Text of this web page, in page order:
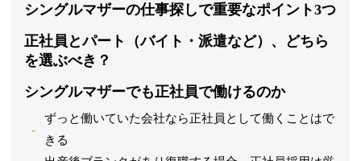
シングルマザーの仕事探しで重要なポイント3つ
正社員とパート（バイト・派遣など）、どちら
を選ぶべき？
シングルマザーでも正社員で働けるのか
ずっと働いていた会社なら正社員として働くことはで
きる